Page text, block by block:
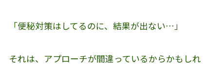
「便秘対策はしてるのに、結果が出ない…」
それは、アプローチが間違っているからかもしれ